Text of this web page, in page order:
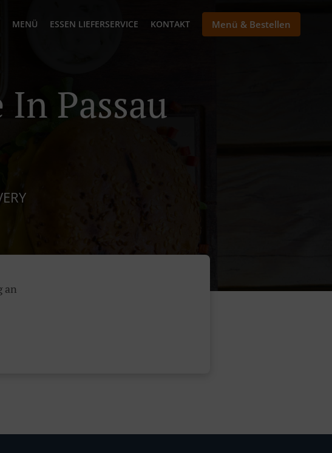
MENÜ ESSEN LIEFERSERVICE KONTAKT Menü & Bestellen
Passau
an